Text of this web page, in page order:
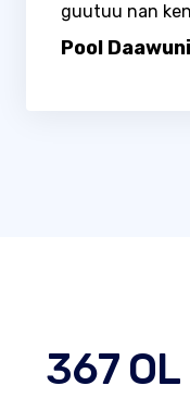
guutuu nan
Pool
367 OL